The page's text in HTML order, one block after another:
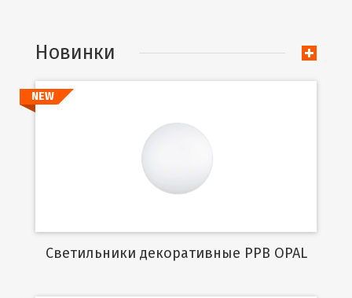
Новинки
NEW
Cветильники декоративные PPB OPAL